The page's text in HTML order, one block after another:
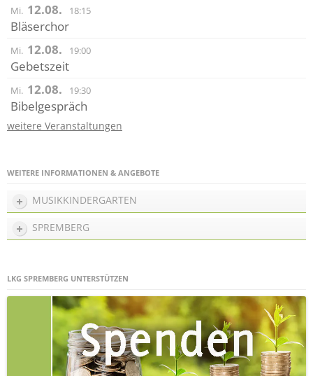
Mi. 12.08. 18:15
Bläserchor
Mi. 12.08. 19:00
Gebetszeit
Mi. 12.08. 19:30
Bibelgespräch
weitere Veranstaltungen
WEITERE INFORMATIONEN & ANGEBOTE
MUSIKKINDERGARTEN
SPREMBERG
LKG SPREMBERG UNTERSTÜTZEN